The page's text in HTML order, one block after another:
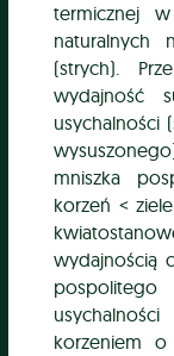
termicznej
naturalnych
(strych).
wydajność
usychalności
mniszka
korzeń <
wydajnością
pospolitego
korzeniem